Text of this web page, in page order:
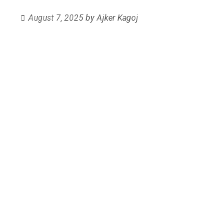
August 7, 2025 byAjker Kagoj